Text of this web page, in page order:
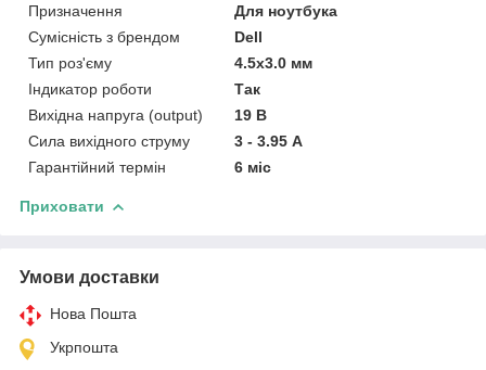
Призначення
Для ноутбука
Сумісність з брендом
Dell
Тип роз'єму
4.5x3.0 мм
Індикатор роботи
Так
Вихідна напруга (output)
19 В
Сила вихідного струму
3 - 3.95 А
Гарантійний термін
6 міс
Приховати
Умови доставки
Нова Пошта
Укрпошта